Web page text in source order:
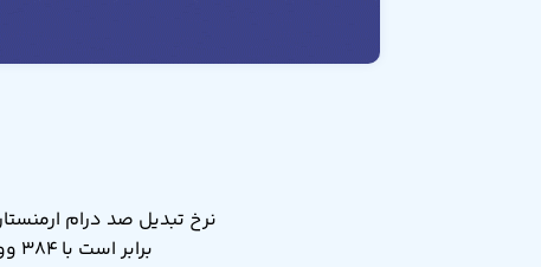
برابر است با ۳۸۴ وون کره جنوبی. نرخ تبدیل صد درام ارمنستان به صد وون کره جنوبی دیروز ۳.۸۴ بود.